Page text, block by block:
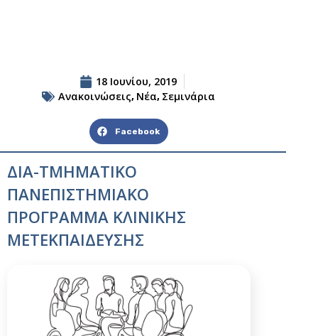
18 Ιουνίου, 2019
Ανακοινώσεις, Νέα, Σεμινάρια
Facebook
ΔΙΑ-ΤΜΗΜΑΤΙΚΟ
ΠΑΝΕΠΙΣΤΗΜΙΑΚΟ
ΠΡΟΓΡΑΜΜΑ ΚΛΙΝΙΚΗΣ
ΜΕΤΕΚΠΑΙΔΕΥΣΗΣ